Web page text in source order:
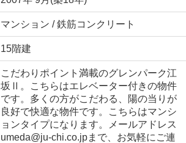
マンション / 鉄筋コンクリート
15階建
こだわりポイント満載のグレンパーク江
坂Ⅱ。こちらはエレベーター付きの物件
です。多くの方がこだわる、陽の当りが
良好で快適な物件です。こちらはマンシ
ョンタイプになります。メールアドレス
umeda@ju-chi.co.jpまで、お気軽にご連